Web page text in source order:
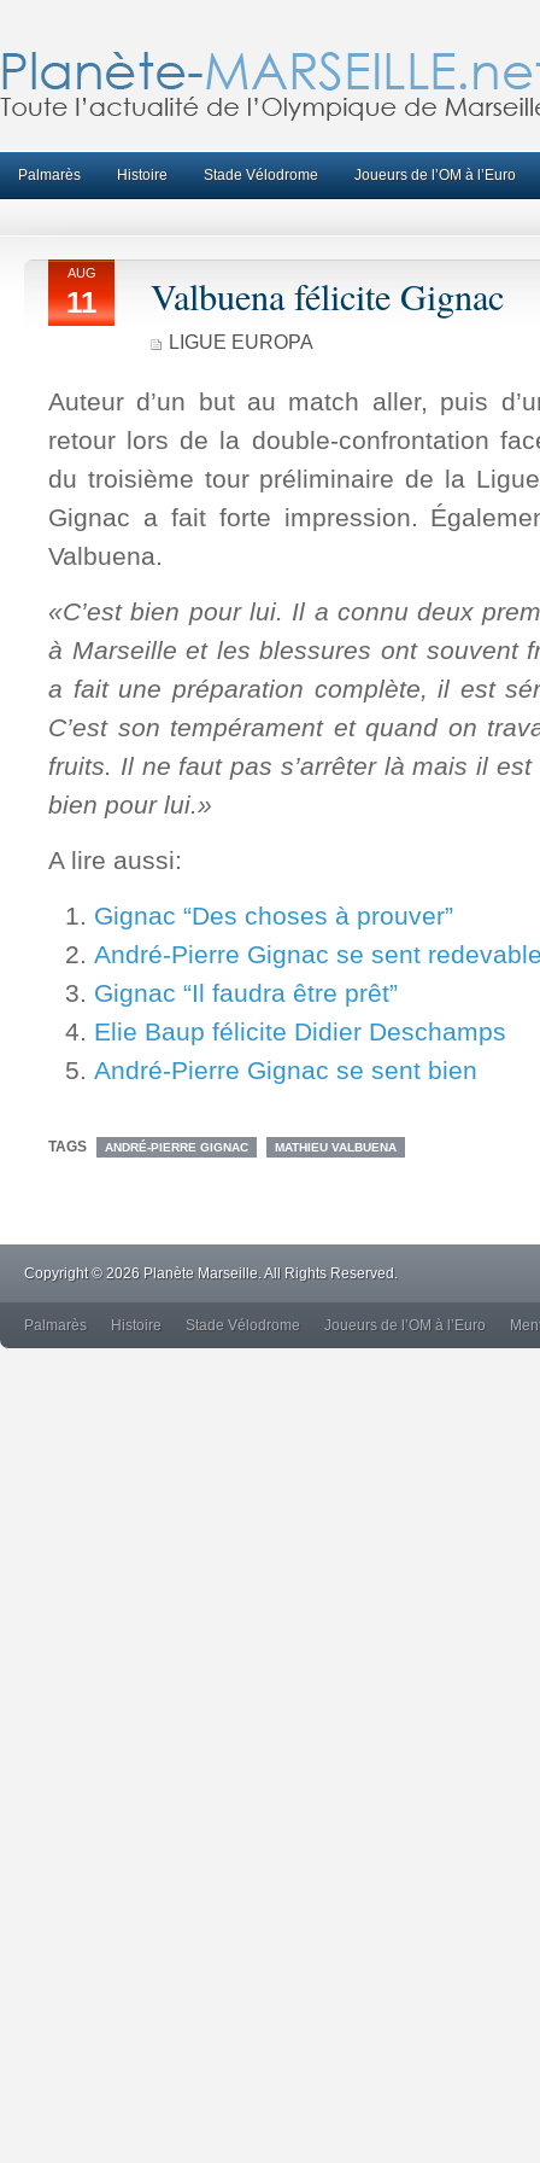
Palmarès Histoire Stade Vélodrome Joueurs de l’OM à l’Euro
AUG
11 Valbuena félicite Gignac
LIGUE EUROPA
Auteur d’un but au match aller, puis
retour lors de la double-confrontation
du troisième tour préliminaire de la
Gignac a fait forte impression.
Valbuena.
«C’est bien pour lui. Il a connu deux
à Marseille et les blessures ont souvent
a fait une préparation complète, il est
C’est son tempérament et quand on
fruits. Il ne faut pas s’arrêter là mais il est
bien pour lui.»
A lire aussi:
Gignac “Des choses à prouver”
André-Pierre Gignac se sent
Gignac “Il faudra être prêt”
Elie Baup félicite Didier Deschamps
André-Pierre Gignac se sent bien
TAGS ANDRÉ-PIERRE GIGNAC MATHIEU VALBUENA
Copyright © 2026 Planète Marseille. All Rights Reserved.
Palmarès Histoire Stade Vélodrome Joueurs de l’OM à l’Euro